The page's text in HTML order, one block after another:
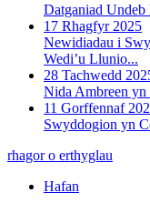
Datganiad
17 Rhagfyr 2025
Newidiadau i
Wedi’u Llunio...
28 Tachwedd
Nida Ambreen
11 Gorffennaf
Swyddogion yn
rhagor o erthyglau
Hafan